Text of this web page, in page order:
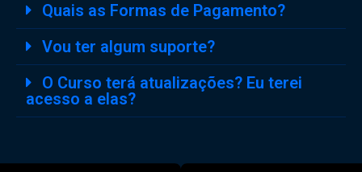
Quais as Formas de Pagamento?
Vou ter algum suporte?
O Curso terá atualizações? Eu terei
acesso a elas?